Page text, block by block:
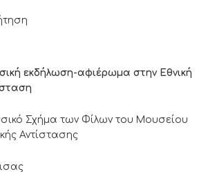
εκδήλωση-αφιέρωμα στην Εθνική
Σχήμα των Φίλων του Μουσείου
Αντίστασης